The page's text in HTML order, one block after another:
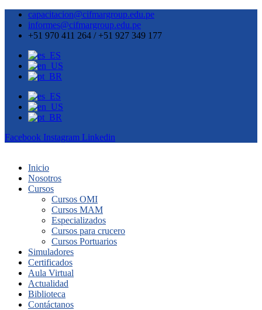
capacitacion@cifmargroup.edu.pe
informes@cifmargroup.edu.pe
+51 970 411 264 / +51 927 349 177
Facebook Instagram Linkedin
Inicio
Nosotros
Cursos
Cursos OMI
Cursos MAM
Especializados
Cursos para crucero
Cursos Portuarios
Simuladores
Certificados
Aula Virtual
Actualidad
Biblioteca
Contáctanos